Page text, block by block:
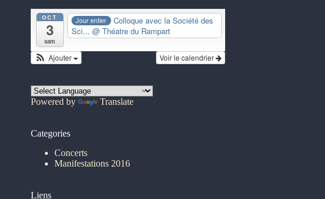
OCT
3
sam
Jour entier
Colloque avec la Société des
Sci... @ Théatre du Rampart
Voir le calendrier
Ajouter
Powered by Translate
Categories
Concerts
Manifestations 2016
Liens